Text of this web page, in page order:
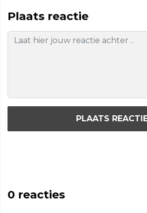
Plaats reactie
PLAATS
0 reacties